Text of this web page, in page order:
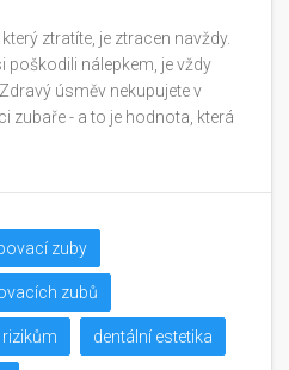
ztratíte, je ztracen navždy.
poškodili nálepkem, je vždy
úsměv nekupujete v
zubaře - a to je hodnota, která
zuby
zubů
dentální estetika